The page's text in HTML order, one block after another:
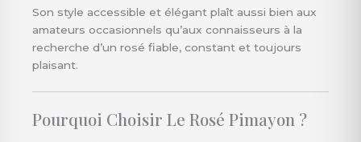
Son style accessible et élégant plaît aussi bien aux
amateurs occasionnels qu’aux connaisseurs à la
recherche d’un rosé fiable, constant et toujours
plaisant.
Pourquoi Choisir Le Rosé Pimayon ?